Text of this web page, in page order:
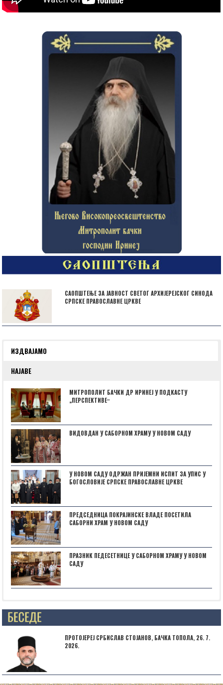
САОПШТЕЊЕ ЗА ЈАВНОСТ СВЕТОГ АРХИЈЕРЕЈСКОГ СИНОДА
СРПСКЕ ПРАВОСЛАВНЕ ЦРКВЕ
ИЗДВАЈАМО
НАЈАВЕ
МИТРОПОЛИТ БАЧКИ ДР ИРИНЕЈ У ПОДКАСТУ
„ПЕРСПЕКТИВЕˮ
ВИДОВДАН У САБОРНОМ ХРАМУ У НОВОМ САДУ
У НОВОМ САДУ ОДРЖАН ПРИЈЕМНИ ИСПИТ ЗА УПИС У
БОГОСЛОВИЈЕ СРПСКЕ ПРАВОСЛАВНЕ ЦРКВЕ
ПРЕДСЕДНИЦА ПОКРАЈИНСКЕ ВЛАДЕ ПОСЕТИЛА
САБОРНИ ХРАМ У НОВОМ САДУ
ПРАЗНИК ПЕДЕСЕТНИЦЕ У САБОРНОМ ХРАМУ У НОВОМ
САДУ
Posts not found
ПРОТОЈЕРЕЈ СРБИСЛАВ СТОЈАНОВ, БАЧКА ТОПОЛА, 26. 7.
2026.